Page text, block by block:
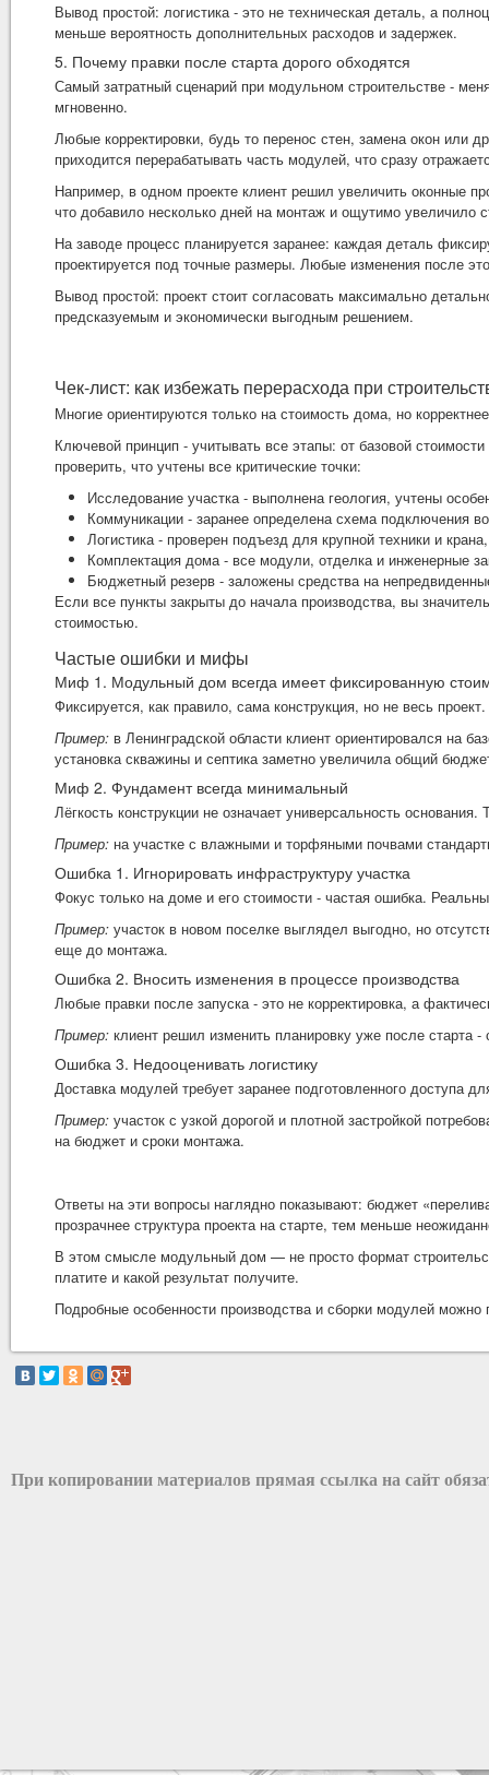
Вывод простой: логистика - это не техническая деталь, а
меньше вероятность дополнительных расходов и задержек.
5. Почему правки после старта дорого обходятся
Самый затратный сценарий при модульном строительстве -
мгновенно.
Любые корректировки, будь то перенос стен, замена окон или
приходится перерабатывать часть модулей, что сразу
Например, в одном проекте клиент решил увеличить оконные
что добавило несколько дней на монтаж и ощутимо увеличило
На заводе процесс планируется заранее: каждая деталь
проектируется под точные размеры. Любые изменения после
Вывод простой: проект стоит согласовать максимально
предсказуемым и экономически выгодным решением.
Чек-лист: как избежать перерасхода при
Многие ориентируются только на стоимость дома, но
Ключевой принцип - учитывать все этапы: от базовой
проверить, что учтены все критические точки:
Исследование участка - выполнена геология, учтены
Коммуникации - заранее определена схема подключения
Логистика - проверен подъезд для крупной техники и
Комплектация дома - все модули, отделка и инженерные
Бюджетный резерв - заложены средства на
Если все пункты закрыты до начала производства, вы
стоимостью.
Частые ошибки и мифы
Миф 1. Модульный дом всегда имеет фиксированную
Фиксируется, как правило, сама конструкция, но не весь
Пример: в Ленинградской области клиент ориентировался на
установка скважины и септика заметно увеличила общий
Миф 2. Фундамент всегда минимальный
Лёгкость конструкции не означает универсальность
Пример: на участке с влажными и торфяными почвами
Ошибка 1. Игнорировать инфраструктуру участка
Фокус только на доме и его стоимости - частая ошибка.
Пример: участок в новом поселке выглядел выгодно, но
еще до монтажа.
Ошибка 2. Вносить изменения в процессе производства
Любые правки после запуска - это не корректировка, а
Пример: клиент решил изменить планировку уже после старта
Ошибка 3. Недооценивать логистику
Доставка модулей требует заранее подготовленного доступа
Пример: участок с узкой дорогой и плотной застройкой
на бюджет и сроки монтажа.
Ответы на эти вопросы наглядно показывают: бюджет
прозрачнее структура проекта на старте, тем меньше
В этом смысле модульный дом — не просто формат
платите и какой результат получите.
Подробные особенности производства и сборки модулей
При копировании материалов прямая ссылка на сайт